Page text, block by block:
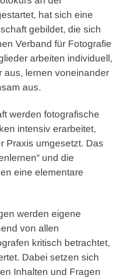
hat sich eine
gebildet, die sich
Verband für Fotografie
arbeiten individuell,
aus, lernen voneinander
aus.
werden fotografische
intensiv erarbeitet,
Praxis umgesetzt. Das
und die
eine elementare
werden eigene
von allen
kritisch betrachtet,
Dabei setzen sich
Inhalten und Fragen